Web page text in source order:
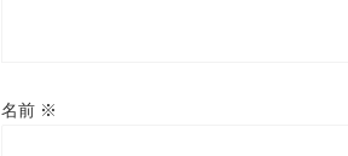
名前 ※